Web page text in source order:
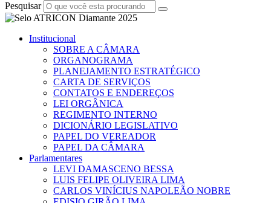
Pesquisar
Institucional
SOBRE A CÂMARA
ORGANOGRAMA
PLANEJAMENTO ESTRATÉGICO
CARTA DE SERVIÇOS
CONTATOS E ENDEREÇOS
LEI ORGÂNICA
REGIMENTO INTERNO
DICIONÁRIO LEGISLATIVO
PAPEL DO VEREADOR
PAPEL DA CÂMARA
Parlamentares
LEVI DAMASCENO BESSA
LUIS FELIPE OLIVEIRA LIMA
CARLOS VINÍCIUS NAPOLEÃO NOBRE